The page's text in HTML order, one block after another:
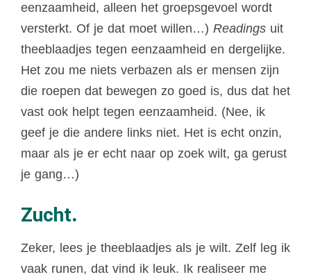
eenzaamheid, alleen het groepsgevoel wordt
versterkt. Of je dat moet willen…) Readings uit
theeblaadjes tegen eenzaamheid en dergelijke.
Het zou me niets verbazen als er mensen zijn
die roepen dat bewegen zo goed is, dus dat het
vast ook helpt tegen eenzaamheid. (Nee, ik
geef je die andere links niet. Het is echt onzin,
maar als je er echt naar op zoek wilt, ga gerust
je gang…)
Zucht.
Zeker, lees je theeblaadjes als je wilt. Zelf leg ik
vaak runen, dat vind ik leuk. Ik realiseer me